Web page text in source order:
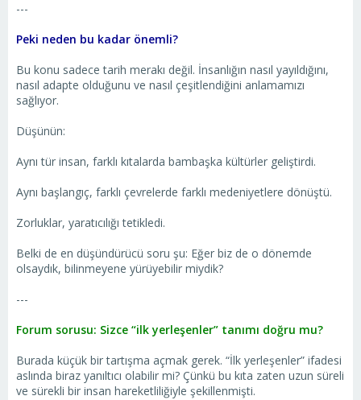
---
Peki neden bu kadar önemli?
Bu konu sadece tarih merakı değil. İnsanlığın nasıl yayıldığını,
nasıl adapte olduğunu ve nasıl çeşitlendiğini anlamamızı
sağlıyor.
Düşünün:
Aynı tür insan, farklı kıtalarda bambaşka kültürler geliştirdi.
Aynı başlangıç, farklı çevrelerde farklı medeniyetlere dönüştü.
Zorluklar, yaratıcılığı tetikledi.
Belki de en düşündürücü soru şu: Eğer biz de o dönemde
olsaydık, bilinmeyene yürüyebilir miydik?
---
Forum sorusu: Sizce “ilk yerleşenler” tanımı doğru mu?
Burada küçük bir tartışma açmak gerek. “İlk yerleşenler” ifadesi
aslında biraz yanıltıcı olabilir mi? Çünkü bu kıta zaten uzun süreli
ve sürekli bir insan hareketliliğiyle şekillenmişti.